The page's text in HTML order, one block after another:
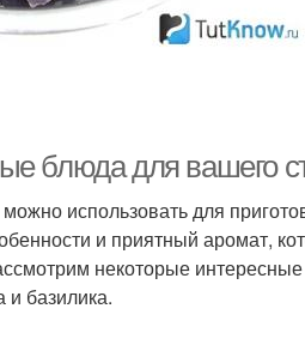
блюда для вашего
использовать для
и приятный аромат,
некоторые
и базилика.